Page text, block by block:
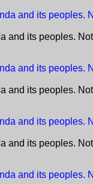
and its peoples.
and its peoples.
and its peoples.